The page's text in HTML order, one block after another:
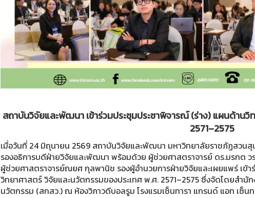
สถาบันวิจัยและพัฒนา เข้าร่วมประชุมประชาพิจารณ์ (ร่าง) แผนด้าน
2571–2575
เมื่อวันที่ 24 มิถุนายน 2569 สถาบันวิจัยและพัฒนา มหาวิทยาลัยราชภัฏสวนสุ
รองอธิการบดีฝ่ายวิจัยและพัฒนา พร้อมด้วย ผู้ช่วยศาสตราจารย์ ดร.มรกต ว
ผู้ช่วยศาสตราจารย์ณยศ กุลพานิช รองผู้อำนวยการฝ่ายวิจัยและเผยแพร่ เข้
วิทยาศาสตร์ วิจัยและนวัตกรรมของประเทศ พ.ศ. 2571–2575 ซึ่งจัดโดยสำนั
นวัตกรรม (สกสว.) ณ ห้องวิภาวดีบอลรูม โรงแรมเซ็นทารา แกรนด์ แอท เซ็